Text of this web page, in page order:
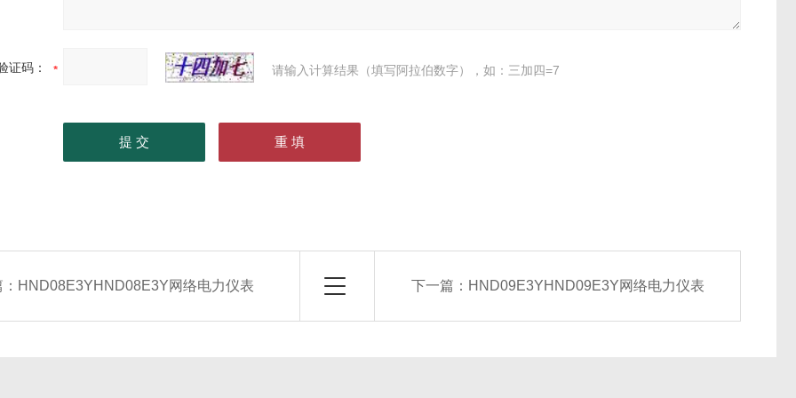
证码： 请输入计算结果（填写阿拉伯数字），如：三加四=7
HND08E3YHND08E3Y网络电力仪表 下一篇： HND09E3YHND09E3Y网络电力仪表